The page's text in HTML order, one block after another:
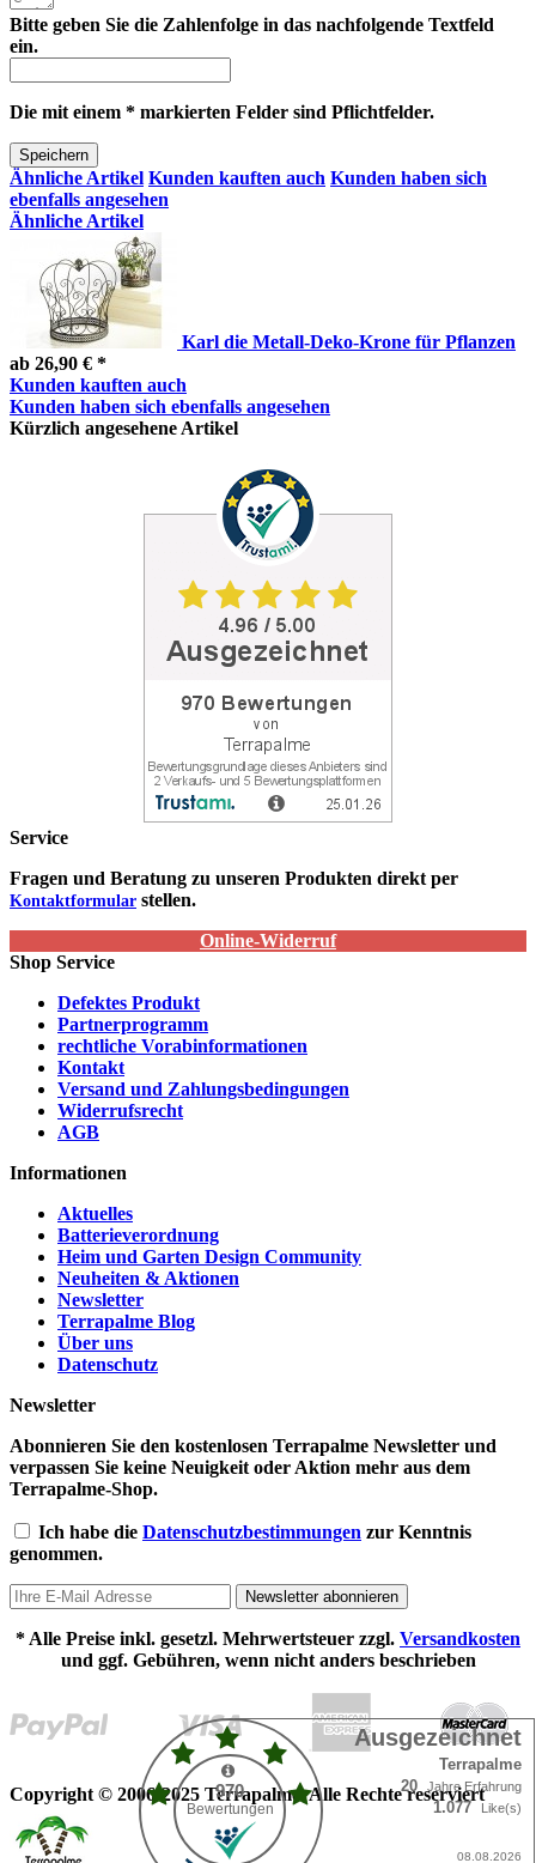
Bitte geben Sie die Zahlenfolge in das nachfolgende Textfeld
ein.
Die mit einem * markierten Felder sind Pflichtfelder.
Speichern
Ähnliche Artikel Kunden kauften auch Kunden haben sich
ebenfalls angesehen
Ähnliche Artikel
Karl die Metall-Deko-Krone für Pflanzen
ab 26,90 € *
Kunden kauften auch
Kunden haben sich ebenfalls angesehen
Kürzlich angesehene Artikel
Service
Fragen und Beratung zu unseren Produkten direkt per
Kontaktformular stellen.
Online-Widerruf
Shop Service
Defektes Produkt
Partnerprogramm
rechtliche Vorabinformationen
Kontakt
Versand und Zahlungsbedingungen
Widerrufsrecht
AGB
Informationen
Aktuelles
Batterieverordnung
Heim und Garten Design Community
Neuheiten & Aktionen
Newsletter
Terrapalme Blog
Über uns
Datenschutz
Newsletter
Abonnieren Sie den kostenlosen Terrapalme Newsletter und
verpassen Sie keine Neuigkeit oder Aktion mehr aus dem
Terrapalme-Shop.
Ich habe die Datenschutzbestimmungen zur Kenntnis
genommen.
Newsletter abonnieren
* Alle Preise inkl. gesetzl. Mehrwertsteuer zzgl. Versandkosten
und ggf. Gebühren, wenn nicht anders beschrieben
Copyright © 2006-2025 Terrapalme. Alle Rechte reserviert